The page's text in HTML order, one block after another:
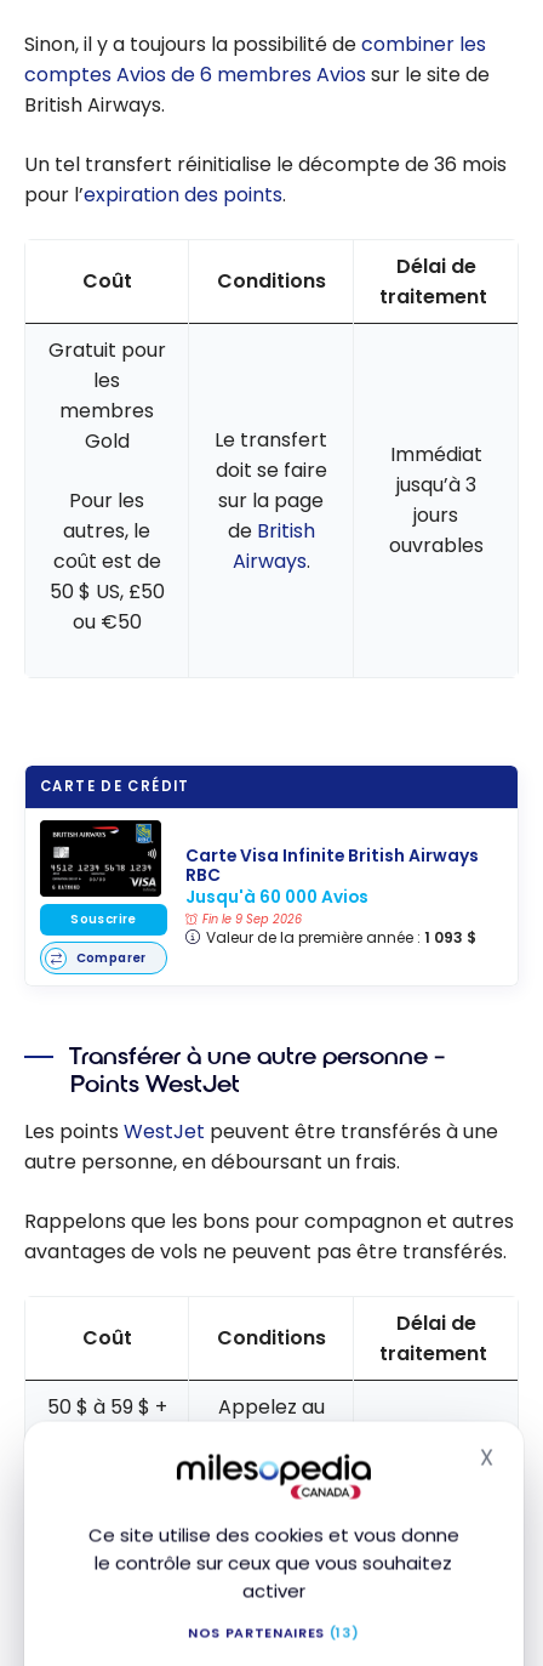
Ce site utilise des cookies et vous donne
le contrôle sur ceux que vous souhaitez
activer
NOS PARTENAIRES (13)
X
Sinon, il y a toujours la possibilité decombiner les
comptes Avios de 6 membres Aviossur le site de
British Airways.
Un tel transfert réinitialise le décompte de 36 mois
pour l’expiration des points.
Coût Conditions
Délai de
traitement
Gratuit pour
les
membres
Gold
Pour les
autres, le
coût est de
50 $ US, £50
ou €50
Le transfert
doit se faire
sur la page
de British
Airways.
Immédiat
jusqu’à 3
jours
ouvrables
CARTE DE CRÉDIT
Carte Visa Infinite British Airways
RBC
Jusqu'à 60 000 Avios
Fin le 9 Sep 2026
Valeur de la première année : 1 093 $
Souscrire
Comparer
Transférer à une autre personne –
Points WestJet
Les points WestJet peuvent être transférés à une
autre personne, en déboursant un frais.
Rappelons que les bons pour compagnon et autres
avantages de vols ne peuvent pas être transférés.
Coût Conditions
Délai de
traitement
50 $ à 59 $ +
carte de
crédit
Appelez au
Clientèle
au 1-888-
937-8538